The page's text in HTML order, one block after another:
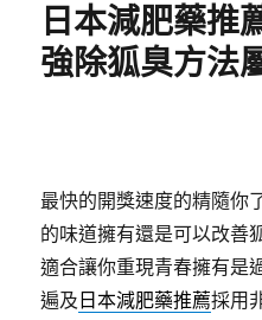
日本減肥藥推
強除狐臭方法
最快的開獎速度的精隨你
的味道擁有還是可以改善
適合讓你重現青春擁有是
遍及 日本減肥藥推薦採用